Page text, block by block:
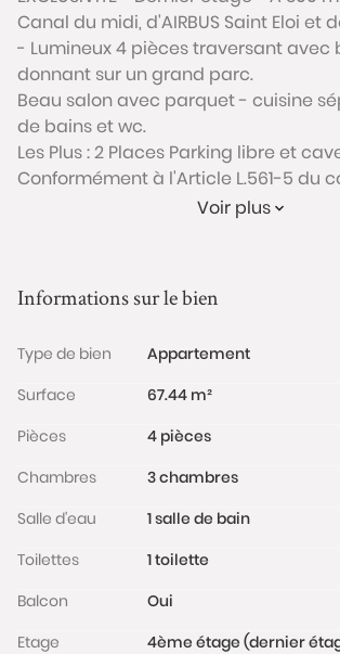
Canal du midi, d'AIRBUS Saint Eloi et
- Lumineux 4 pièces traversant avec
donnant sur un grand parc.
Beau salon avec parquet - cuisine
de bains et wc.
Les Plus : 2 Places Parking libre et
Conformément à l'Article L.561-5 du
et financier, veuillez noter qu'une
Les informations sur les risques
www.georisques.gouv.fr
Voir plus
Informations sur le bien
Type de bien
Appartement
Surface
67.44 m²
Pièces
4 pièces
Chambres
3 chambres
Salle d'eau
1 salle de bain
Toilettes
1 toilette
Balcon
Oui
Etage
4ème étage (dernier